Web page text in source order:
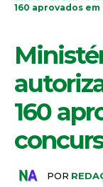
160 aprovados
160
POR